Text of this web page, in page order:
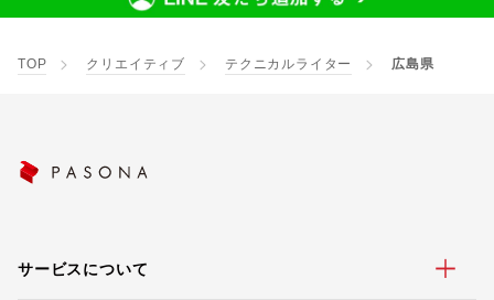
TOP クリエイティブ テクニカルライター 広島県
サービスについて